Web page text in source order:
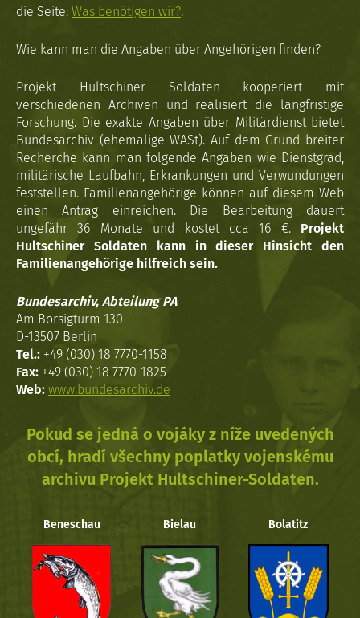
die Seite: Was benötigen wir?.
Wie kann man die Angaben über Angehörigen finden?
Projekt Hultschiner Soldaten kooperiert mit
verschiedenen Archiven und realisiert die langfristige
Forschung. Die exakte Angaben über Militärdienst bietet
Bundesarchiv (ehemalige WASt). Auf dem Grund breiter
Recherche kann man folgende Angaben wie Dienstgrad,
militärische Laufbahn, Erkrankungen und Verwundungen
feststellen. Familienangehörige können auf diesem Web
einen Antrag einreichen. Die Bearbeitung dauert
ungefähr 36 Monate und kostet cca 16 €. Projekt
Hultschiner Soldaten kann in dieser Hinsicht den
Familienangehörige hilfreich sein.
Bundesarchiv, Abteilung PA
Am Borsigturm 130
D-13507 Berlin
Tel.: +49 (030) 18 7770-1158
Fax: +49 (030) 18 7770-1825
Web: www.bundesarchiv.de
Pokud se jedná o vojáky z níže uvedených
obcí, hradí všechny poplatky vojenskému
archivu Projekt Hultschiner-Soldaten.
Beneschau Bielau Bolatitz